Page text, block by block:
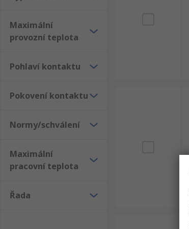
Maximální
provozní teplota
Pohlaví kontaktu
Pokovení kontaktu
Normy/schválení
Maximální
pracovní teplota
Řada